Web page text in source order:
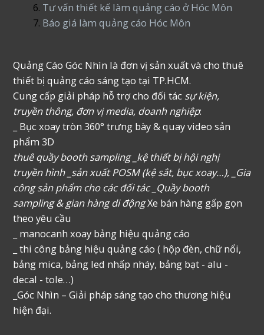
Tư vấn thiết kế làm quảng cáo ở Hóc Môn
Báo giá làm quảng cáo Hóc Môn
Quảng Cáo Góc Nhìn là đơn vị sản xuất và cho thuê
thiết bị quảng cáo sáng tạo tại TP.HCM.
Cung cấp giải pháp hỗ trợ cho đối tác sự kiện,
truyền thông, đơn vị media, doanh nghiệp:
_ Bục xoay tròn 360° trưng bày & quay video sản
phẩm 3D
thuê quầy booth sampling _kệ thiết bị hội nghị
truyền hình _sản xuất POSM (kệ sắt, bục xoay…), _Gia
công sản phẩm cho các đối tác _Quầy booth
sampling & gian hàng di độngXe bán hàng gấp gọn
theo yêu cầu
_ manocanh xoay bảng hiệu quảng cáo
_ thi công bảng hiệu quảng cáo ( hộp đèn, chữ nổi,
bảng mica, bảng led nhấp nháy, bảng bạt - alu -
decal - tole…)
_Góc Nhìn – Giải pháp sáng tạo cho thương hiệu
hiện đại.